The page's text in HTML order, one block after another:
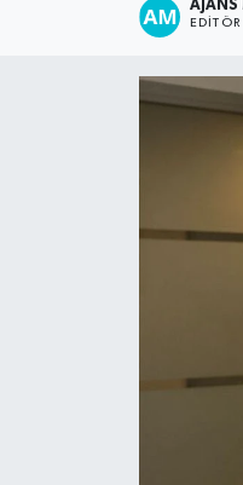
AJANS
EDITÖR